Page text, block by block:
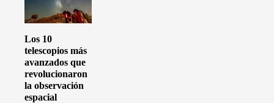
Los 10
telescopios más
avanzados que
revolucionaron
la observación
espacial